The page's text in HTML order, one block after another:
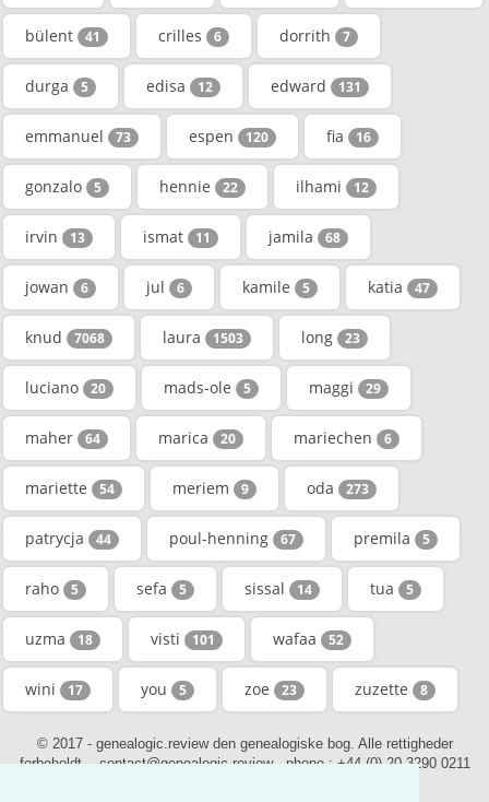
bülent 41 crilles 6 dorrith 7
durga 5 edisa 12 edward 131
emmanuel 73 espen 120 fia 16
gonzalo 5 hennie 22 ilhami 12
irvin 13 ismat 11 jamila 68
jowan 6 jul 6 kamile 5 katia 47
knud 7068 laura 1503 long 23
luciano 20 mads-ole 5 maggi 29
maher 64 marica 20 mariechen 6
mariette 54 meriem 9 oda 273
patrycja 44 poul-henning 67 premila 5
raho 5 sefa 5 sissal 14 tua 5
uzma 18 visti 101 wafaa 52
wini 17 you 5 zoe 23 zuzette 8
© 2017 - genealogic.review den genealogiske bog. Alle rettigheder
forbeholdt. - contact@genealogic.review - phone : +44 (0) 20 3290 0211